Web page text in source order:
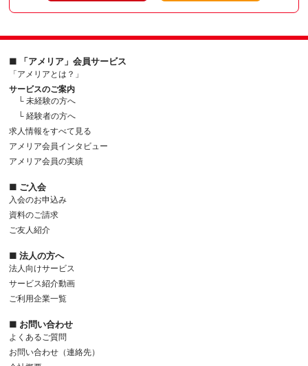
■ 「アメリア」会員サービス
「アメリアとは？」
サービスのご案内
└ 未経験の方へ
└ 経験者の方へ
求人情報をすべて見る
アメリア会員インタビュー
アメリア会員の実績
■ ご入会
入会のお申込み
資料のご請求
ご友人紹介
■ 法人の方へ
法人向けサービス
サービス紹介動画
ご利用企業一覧
■ お問い合わせ
よくあるご質問
お問い合わせ（連絡先）